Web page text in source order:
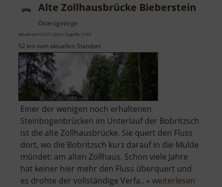
Alte Zollhausbrücke Bieberstein
Osterzgebirge
aktuell vom 23.07.2024 / Zugriffe: 5743
52 km vom aktuellen Standort
Einer der wenigen noch erhaltenen
Steinbogenbrücken im Unterlauf der Bobritzsch
ist die alte Zollhausbrücke. Sie quert den Fluss
dort, wo die Bobritzsch kurz darauf in die Mulde
mündet: am alten Zollhaus. Schon viele Jahre
hat keiner hier mehr den Fluss überquert und
es drohte der vollständige Verfa.. » weiterlesen